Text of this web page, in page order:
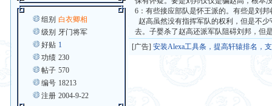
组别 白衣卿相
级别 牙门将军
好贴 1
功绩 230
帖子 570
编号 18213
注册 2004-9-22
6：有些接应部队是怀王派的。有些是刘
赵高虽然没有指挥军队的权利，但是不
去。子婴杀了赵高还派军队阻碍刘邦，但
[广告]安装Alexa工具条，提高轩辕排名，